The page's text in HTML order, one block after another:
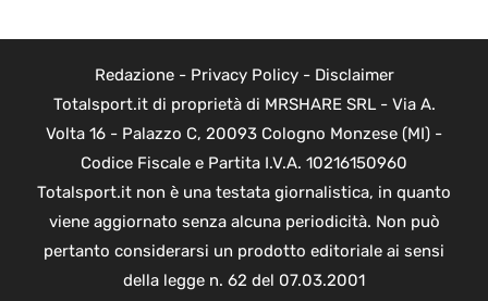
Redazione- Privacy Policy- Disclaimer
Totalsport.it di proprietà di MRSHARE SRL - Via A.
Volta 16 - Palazzo C, 20093 Cologno Monzese (MI) -
Codice Fiscale e Partita I.V.A. 10216150960
Totalsport.it non è una testata giornalistica, in quanto
viene aggiornato senza alcuna periodicità. Non può
pertanto considerarsi un prodotto editoriale ai sensi
della legge n. 62 del 07.03.2001